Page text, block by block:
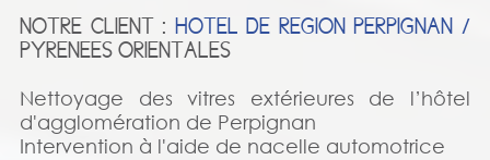
NOTRE CLIENT : HOTEL DE REGION PERPIGNAN /
PYRENEES ORIENTALES
Nettoyage des vitres extérieures de l’hôtel
d'agglomération de Perpignan
Intervention à l'aide de nacelle automotrice